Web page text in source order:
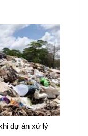
dự án xử lý